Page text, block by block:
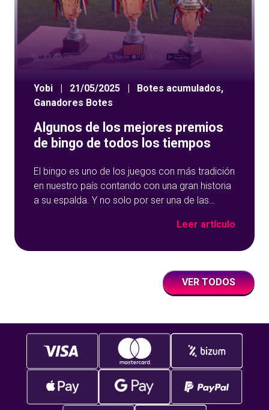
Yobi 21/05/2025 Botes acumulados,
Ganadores Botes
Algunos de los mejores premios
de bingo de todos los tiempos
El bingo es uno de los juegos con más tradición
en nuestro país contando con una gran historia
a su espalda. Y no solo por ser una de las
de juegos de tómbola, YoBingo, sino porque es
Leer artículo
VER TODOS